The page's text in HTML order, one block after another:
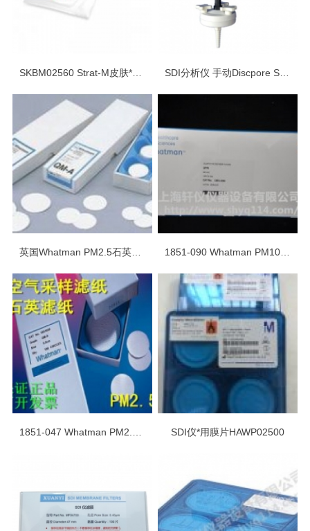
SKBM02560 Strat-M皮肤*用膜（扩散透皮测试模型）
英国Whatman PM2.5石英纤维滤纸1851-865 1851-090 Whatman PM10石英纤维滤纸现货
SDI仪*用膜片HAWP02500